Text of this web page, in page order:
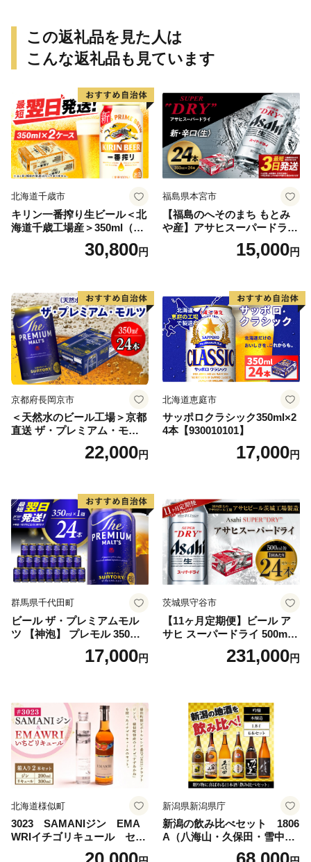
プレート
この返礼品を見た人は
こんな返礼品も見ています
北海道千歳市
キリン一番搾り生ビール＜北
海道千歳工場産＞350ml（24
30,800円
福島県本宮市
【福島のへそのまち もとみ
や産】アサヒスーパードライ
350ml×24本 合計8.4L 1ケー
ス アルコール度数5% 缶ビー
口 送料無料 カメイ 本宮市
【07214-0206】
15,000円
京都府長岡京市
＜天然水のビール工場＞京都
直送 ザ・プレミアム・モル
ツ 350ml×24本 プレモル [149
22,000円
北海道恵庭市
サッポロクラシック350ml×2
4本【930010101】
17,000円
群馬県千代田町
ビール ザ・プレミアムモル
ツ 【神泡】 プレモル 350ml
× 24本 サントリー〈天然水の
ビール工場〉群馬※沖縄・離
17,000円
茨城県守谷市
【11ヶ月定期便】ビール ア
サヒ スーパードライ 500ml 2
4本 1ケース×11ヶ月 | アサヒ
ビール 究極の辛口 酒 お酒 ア
uper dry 11回 缶ビール 缶 ギ
フト 内祝い 茨城県守谷市 送
料無料
231,000円
北海道様似町
3023 SAMANIジン EMA
WRIイチゴリキュール セッ
ト（箱入り）【大人の味 酒
新潟県新潟県庁
新潟の飲み比べセット 1806
A（八海山・久保田・雪中
梅・越乃寒梅・かたふね・千